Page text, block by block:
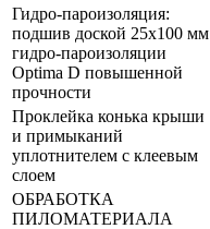
Гидро-пароизоляция:
подшив доской 25х100 мм
гидро-пароизоляции
Optima D повышенной
прочности
Проклейка конька крыши
и примыканий
уплотнителем с клеевым
слоем
ОБРАБОТКА
ПИЛОМАТЕРИАЛА